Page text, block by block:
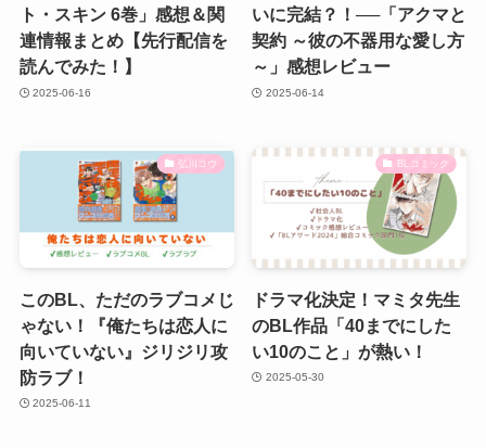
ト・スキン 6巻」感想＆関
連情報まとめ【先行配信を
読んでみた！】
2025-06-16
いに完結？！──「アクマと
契約 ～彼の不器用な愛し方
～」感想レビュー
2025-06-14
弘川コウ
このBL、ただのラブコメじ
ゃない！『俺たちは恋人に
向いていない』ジリジリ攻
防ラブ！
2025-06-11
BLコミック
ドラマ化決定！マミタ先生
のBL作品「40までにした
い10のこと」が熱い！
2025-05-30